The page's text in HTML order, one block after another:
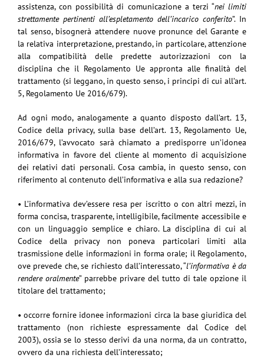
assistenza, con possibilità di comunicazione a terzi “nei limiti
strettamente pertinenti all’espletamento dell’incarico conferito”. In
tal senso, bisognerà attendere nuove pronunce del Garante e
la relativa interpretazione, prestando, in particolare, attenzione
alla compatibilità delle predette autorizzazioni con la
disciplina che il Regolamento Ue appronta alle finalità del
trattamento (si leggano, in questo senso, i principi di cui all’art.
5, Regolamento Ue 2016/679).
Ad ogni modo, analogamente a quanto disposto dall’art. 13,
Codice della privacy, sulla base dell’art. 13, Regolamento Ue,
2016/679, l’avvocato sarà chiamato a predisporre un’idonea
informativa in favore del cliente al momento di acquisizione
dei relativi dati personali. Cosa cambia, in questo senso, con
riferimento al contenuto dell’informativa e alla sua redazione?
• L’informativa dev’essere resa per iscritto o con altri mezzi, in
forma concisa, trasparente, intelligibile, facilmente accessibile e
con un linguaggio semplice e chiaro. La disciplina di cui al
Codice della privacy non poneva particolari limiti alla
trasmissione delle informazioni in forma orale; il Regolamento,
ove prevede che, se richiesto dall’interessato, “l’informativa è da
rendere oralmente” parrebbe privare del tutto di tale opzione il
titolare del trattamento;
• occorre fornire idonee informazioni circa la base giuridica del
trattamento (non richieste espressamente dal Codice del
2003), ossia se lo stesso derivi da una norma, da un contratto,
ovvero da una richiesta dell’interessato;